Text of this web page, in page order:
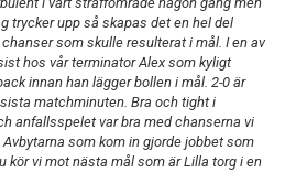
trycker upp så skapas det en hel del
som skulle resulterat i mål. I en av
hos vår terminator Alex som kyligt
innan han lägger bollen i mål. 2-0 är
matchminuten. Bra och tight i
anfallsspelet var bra med chanserna vi
som kom in gjorde jobbet som
kör vi mot nästa mål som är Lilla torg i en